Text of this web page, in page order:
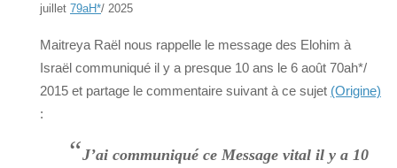
juillet 79aH*/ 2025
Maitreya Raël nous rappelle le message des Elohim à
Israël communiqué il y a presque 10 ans le 6 août 70ah*/
2015 et partage le commentaire suivant à ce sujet (Origine)
:
“J’ai communiqué ce Message vital il y a 10